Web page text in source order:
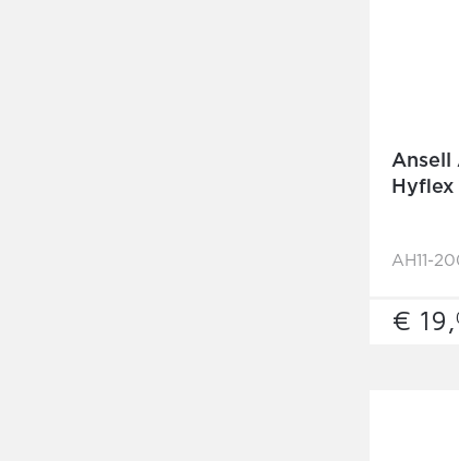
Ansell
Hyflex
AH11-
€ 19,